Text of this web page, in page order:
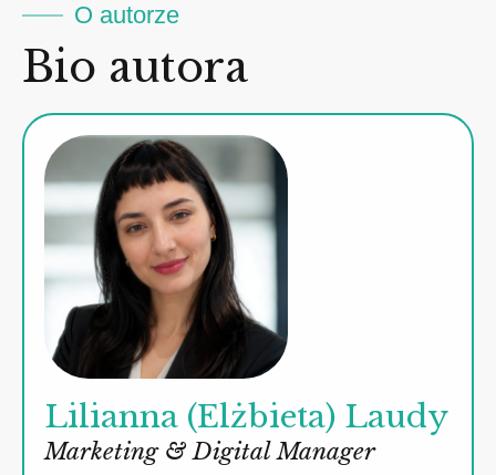
O autorze
Bio autora
Lilianna (Elżbieta) Laudy
Marketing & Digital Manager